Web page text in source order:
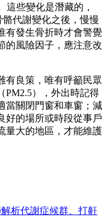
這些變化是潛藏的，
代謝變化之後，慢慢
有發生骨折時才會警覺
的風險因子，應注意改
有良策，唯有呼籲民眾
PM2.5），外出時記得
當關閉門窗和車窗；減
好的場所或時段從事戶
量大的地區，才能維護
析代謝症候群、打鼾